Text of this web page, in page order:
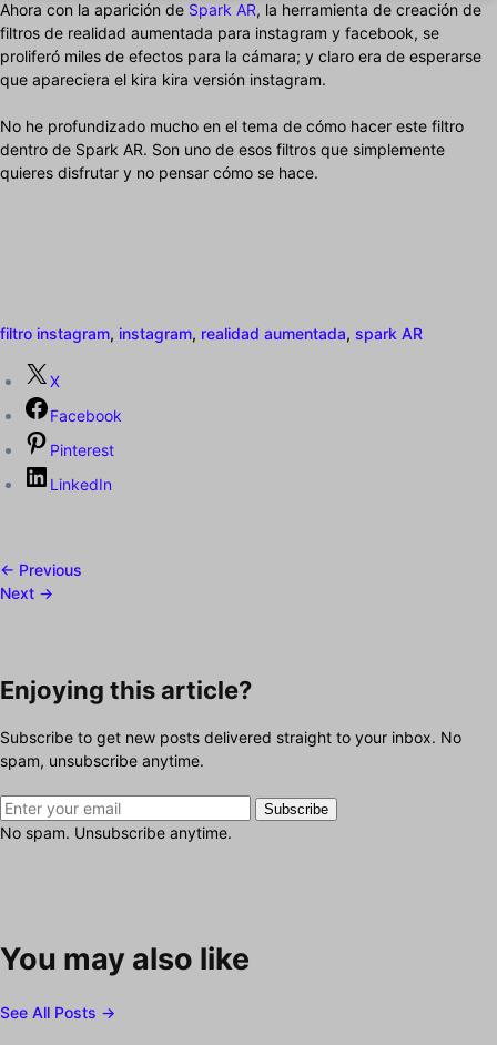
Ahora con la aparición de Spark AR, la herramienta de creación de
filtros de realidad aumentada para instagram y facebook, se
proliferó miles de efectos para la cámara; y claro era de esperarse
que apareciera el kira kira versión instagram.
No he profundizado mucho en el tema de cómo hacer este filtro
dentro de Spark AR. Son uno de esos filtros que simplemente
quieres disfrutar y no pensar cómo se hace.
filtro instagram, instagram, realidad aumentada, spark AR
X
Facebook
Pinterest
LinkedIn
← Previous
Next →
Enjoying this article?
Subscribe to get new posts delivered straight to your inbox. No
spam, unsubscribe anytime.
Subscribe
No spam. Unsubscribe anytime.
You may also like
See All Posts →